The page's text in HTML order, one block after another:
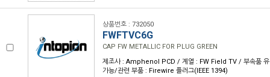
상품번호 : 732050
FWFTVC6G
CAP FW METALLIC FOR PLUG GREEN
제조사 : Amphenol PCD / 계열 : FW Field TV / 부속품 유
가능/관련 부품 : Firewire 플러그(IEEE 1394)